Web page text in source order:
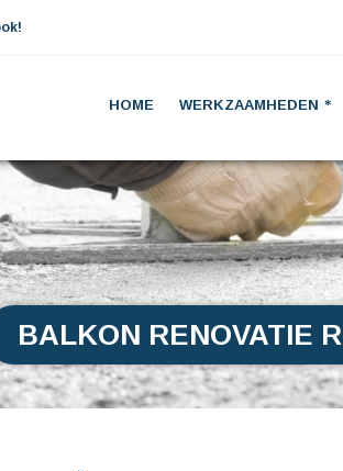
HOME WERKZAAMHEDEN
BALKON RENOVATIE